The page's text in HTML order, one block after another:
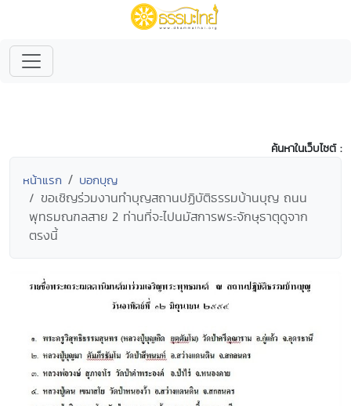
ค้นหาในเว็บไซต์ :
หน้าแรก บอกบุญ
ขอเชิญร่วมงานทำบุญสถานปฏิบัติธรรมบ้านบุญ ถนน
พุทธมณฑลสาย 2 ท่านที่จะไปนมัสการพระจักษุธาตุดูจาก
ตรงนี้